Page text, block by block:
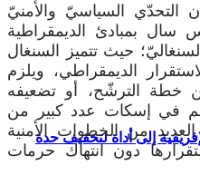
إلى أداة لتخفيف حدة
التحدّي السياسيّ والأمنيّ
بمبادئ الديمقراطية
حيث تتميز السنغال
الديمقراطي، ويلزم
خطة الترشّح، أو تضعيفه
في إسكات عدد كبير من
من الخطوات الأمنية
دون انتهاك حرمات